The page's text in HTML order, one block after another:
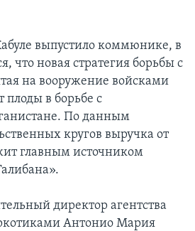
выпустило коммюнике, в
что новая стратегия борьбы с
на вооружение войсками
в борьбе с
По данным
кругов выручка от
главным источником
директор агентства
Антонио Мария